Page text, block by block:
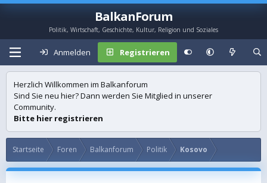
BalkanForum
Politik, Wirtschaft, Geschichte, Kultur, Religion und Soziales
Anmelden Registrieren
Herzlich Willkommen im Balkanforum
Sind Sie neu hier? Dann werden Sie Mitglied in unserer
Community.
Bitte hier registrieren
Startseite Foren Balkanforum Politik Kosovo